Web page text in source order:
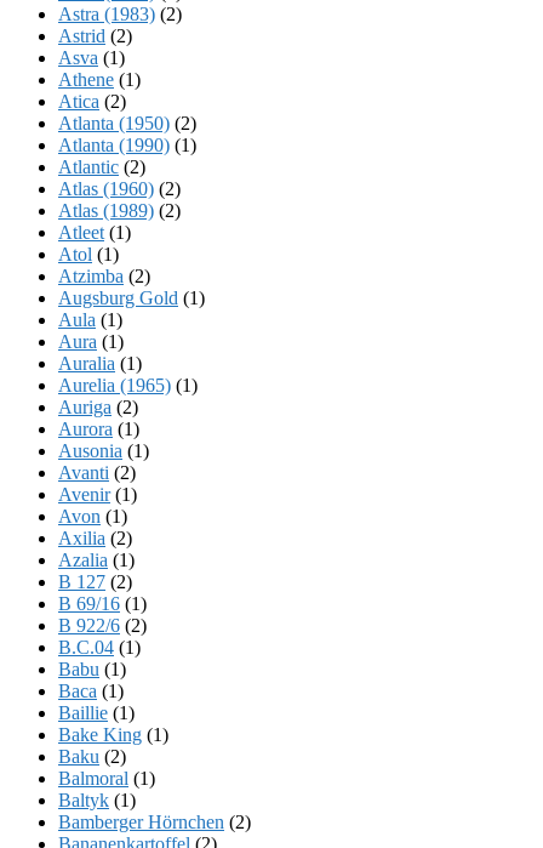
Astra (1983) (2)
Astrid (2)
Asva (1)
Athene (1)
Atica (2)
Atlanta (1950) (2)
Atlanta (1990) (1)
Atlantic (2)
Atlas (1960) (2)
Atlas (1989) (2)
Atleet (1)
Atol (1)
Atzimba (2)
Augsburg Gold (1)
Aula (1)
Aura (1)
Auralia (1)
Aurelia (1965) (1)
Auriga (2)
Aurora (1)
Ausonia (1)
Avanti (2)
Avenir(1)
Avon (1)
Axilia (2)
Azalia (1)
B 127 (2)
B 69/16 (1)
B 922/6 (2)
B.C.04 (1)
Babu (1)
Baca (1)
Baillie (1)
Bake King (1)
Baku (2)
Balmoral (1)
Baltyk (1)
Bamberger Hörnchen (2)
Bananenkartoffel (2)